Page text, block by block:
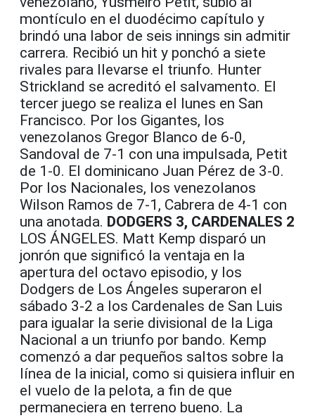
montículo en el duodécimo capítulo y
brindó una labor de seis innings sin admitir
carrera. Recibió un hit y ponchó a siete
rivales para llevarse el triunfo. Hunter
Strickland se acreditó el salvamento. El
tercer juego se realiza el lunes en San
Francisco. Por los Gigantes, los
venezolanos Gregor Blanco de 6-0,
Sandoval de 7-1 con una impulsada, Petit
de 1-0. El dominicano Juan Pérez de 3-0.
Por los Nacionales, los venezolanos
Wilson Ramos de 7-1, Cabrera de 4-1 con
una anotada. DODGERS 3, CARDENALES 2
LOS ÁNGELES. Matt Kemp disparó un
jonrón que significó la ventaja en la
apertura del octavo episodio, y los
Dodgers de Los Ángeles superaron el
sábado 3-2 a los Cardenales de San Luis
para igualar la serie divisional de la Liga
Nacional a un triunfo por bando. Kemp
comenzó a dar pequeños saltos sobre la
línea de la inicial, como si quisiera influir en
el vuelo de la pelota, a fin de que
permaneciera en terreno bueno. La